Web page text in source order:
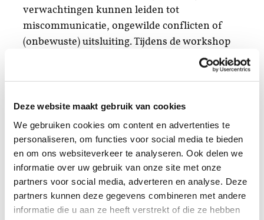
Deze website maakt gebruik van cookies
We gebruiken cookies om content en advertenties te
personaliseren, om functies voor social media te bieden
en om ons websiteverkeer te analyseren. Ook delen we
informatie over uw gebruik van onze site met onze
partners voor social media, adverteren en analyse. Deze
partners kunnen deze gegevens combineren met andere
informatie die u aan ze heeft verstrekt of die ze hebben
verwachtingen kunnen leiden tot
miscommunicatie, ongewilde conflicten of
(onbewuste) uitsluiting. Tijdens de workshop
wordt gewerkt met diverse interactieve
werkvormen (rollenspelen, filmpjes, quiz,
onderbouwing.
De training kan meer op maat gemaakt
worden door als school een verdiepingsgrond
te kiezen uit de volgende mogelijkheden:
• etniciteit
• religie
• seksuele- en/of genderdiversiteit